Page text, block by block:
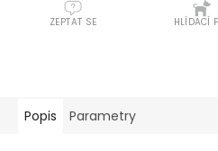
ZEPTAT SE HLÍDACÍ
Popis Parametry